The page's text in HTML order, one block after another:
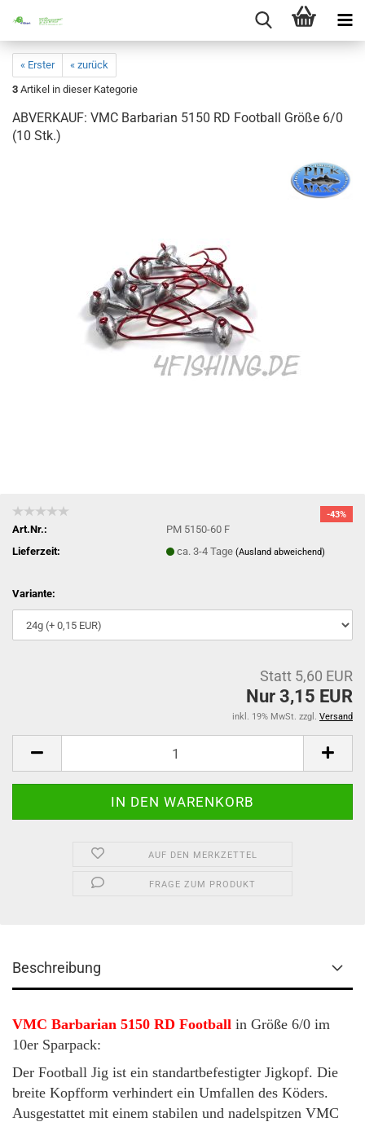
« Erster
« zurück
3 Artikel in dieser Kategorie
ABVERKAUF: VMC Barbarian 5150 RD Football Größe 6/0
(10 Stk.)
-43%
Art.Nr.:
PM 5150-60 F
Lieferzeit:
ca. 3-4 Tage(Ausland abweichend)
Variante:
Statt 5,60 EUR
Nur 3,15 EUR
inkl. 19% MwSt. zzgl. Versand
AUF DEN MERKZETTEL
FRAGE ZUM PRODUKT
Beschreibung
VMC Barbarian 5150 RD Football in Größe 6/0 im
10er Sparpack:
Der Football Jig ist ein standartbefestigter Jigkopf. Die
breite Kopfform verhindert ein Umfallen des Köders.
Ausgestattet mit einem stabilen und nadelspitzen VMC